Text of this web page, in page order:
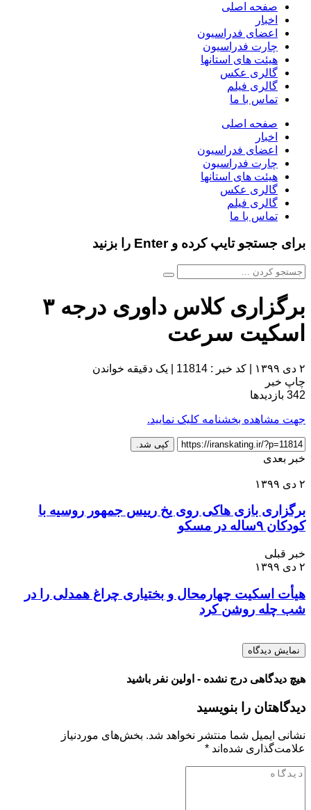
صفحه اصلی
اخبار
اعضای فدراسیون
چارت فدراسیون
هیئت های استانها
گالری عکس
گالری فیلم
تماس با ما
صفحه اصلی
اخبار
اعضای فدراسیون
چارت فدراسیون
هیئت های استانها
گالری عکس
گالری فیلم
تماس با ما
برای جستجو تایپ کرده و Enter را بزنید
برگزاری کلاس داوری درجه ۳
اسکیت سرعت
۲ دی ۱۳۹۹ کد خبر : 11814
یک دقیقه خواندن
چاپ خبر
342 بازدیدها
جهت مشاهده بخشنامه کلیک نمایید.
کپی شد.
خبر بعدی
۲ دی ۱۳۹۹
برگزاری بازی هاکی روی یخ رییس جمهور روسیه با
کودکان ۹ساله در مسکو
خبر قبلی
۲ دی ۱۳۹۹
هیأت اسکیت چهارمحال و بختیاری چراغ همدلی را در
شب چله روشن کرد
نمایش دیدگاه
هیچ دیدگاهی درج نشده - اولین نفر باشید
دیدگاهتان را بنویسید
نشانی ایمیل شما منتشر نخواهد شد. بخش‌های موردنیاز
علامت‌گذاری شده‌اند *